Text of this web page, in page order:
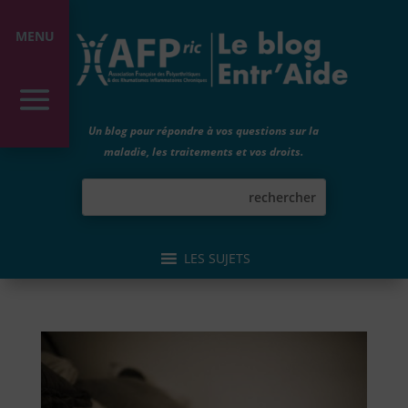
Un blog pour répondre à vos questions sur la
maladie, les traitements et vos droits.
LES SUJETS
MENU